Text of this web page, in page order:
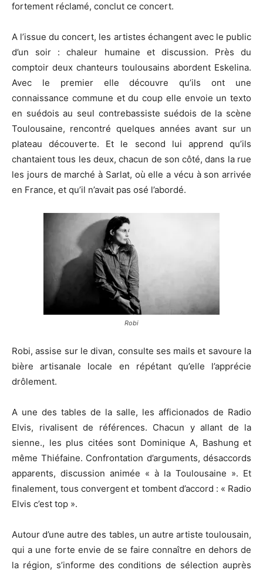
fortement réclamé, conclut ce concert.
A l’issue du concert, les artistes échangent avec le public
d’un soir : chaleur humaine et discussion. Près du
comptoir deux chanteurs toulousains abordent Eskelina.
Avec le premier elle découvre qu’ils ont une
connaissance commune et du coup elle envoie un texto
en suédois au seul contrebassiste suédois de la scène
Toulousaine, rencontré quelques années avant sur un
plateau découverte. Et le second lui apprend qu’ils
chantaient tous les deux, chacun de son côté, dans la rue
les jours de marché à Sarlat, où elle a vécu à son arrivée
en France, et qu’il n’avait pas osé l’abordé.
Robi
Robi, assise sur le divan, consulte ses mails et savoure la
bière artisanale locale en répétant qu’elle l’apprécie
drôlement.
A une des tables de la salle, les afficionados de Radio
Elvis, rivalisent de références. Chacun y allant de la
sienne., les plus citées sont Dominique A, Bashung et
même Thiéfaine. Confrontation d’arguments, désaccords
apparents, discussion animée « à la Toulousaine ». Et
finalement, tous convergent et tombent d’accord : « Radio
Elvis c’est top ».
Autour d’une autre des tables, un autre artiste toulousain,
qui a une forte envie de se faire connaître en dehors de
la région, s’informe des conditions de sélection auprès